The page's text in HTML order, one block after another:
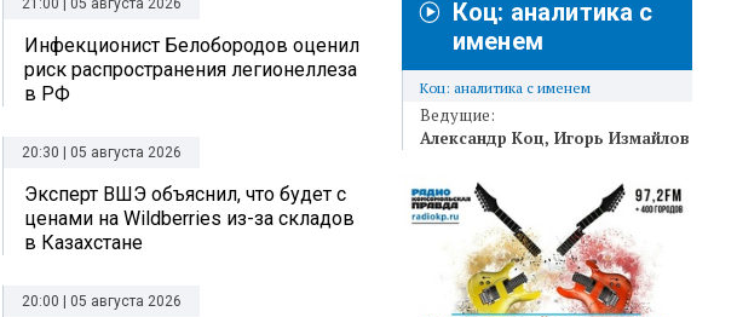
21:00 | 05 августа 2026
Инфекционист Белобородов оценил
риск распространения легионеллеза
в РФ
20:30 | 05 августа 2026
Эксперт ВШЭ объяснил, что будет с
ценами на Wildberries из-за складов
в Казахстане
20:00 | 05 августа 2026
Коц: аналитика с
именем
Коц: аналитика с именем
Ведущие:
Александр Коц Игорь Измайлов